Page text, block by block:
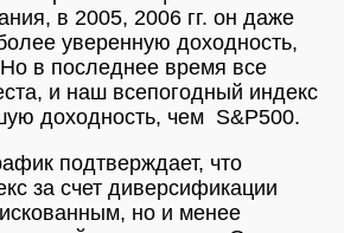
в 2005, 2006 гг. он даже
уверенную доходность,
в последнее время все
и наш всепогодный индекс
доходность, чем S&P500.
подтверждает, что
за счет диверсификации
но и менее